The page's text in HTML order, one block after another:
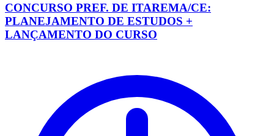
CONCURSO PREF. DE ITAREMA/CE:
PLANEJAMENTO DE ESTUDOS +
LANÇAMENTO DO CURSO